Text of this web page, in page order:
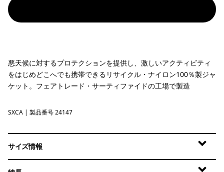
悪天候に対するプロテクションを提供し、激しいアクティビティ
をはじめどこへでも携帯できるリサイクル・ナイロン100％製ジャ
ケット。フェアトレード・サーティファイドの工場で製造
Saxifrage: Canopy Green
SXCA | 製品番号 24147
サイズ情報